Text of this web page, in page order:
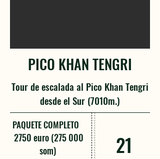
PICO KHAN TENGRI
Tour de escalada al Pico Khan Tengri
desde el Sur (7010m.)
PAQUETE COMPLETO
2750 euro (275 000
som)
21